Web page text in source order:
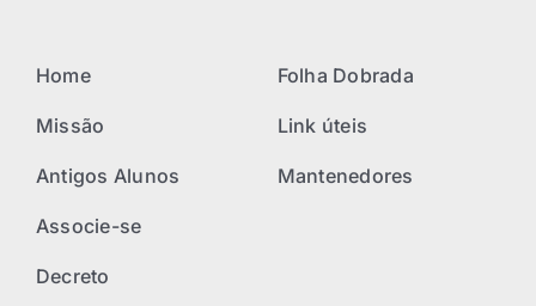
Home
Missão
Antigos Alunos
Associe-se
Decreto
Folha Dobrada
Link úteis
Mantenedores